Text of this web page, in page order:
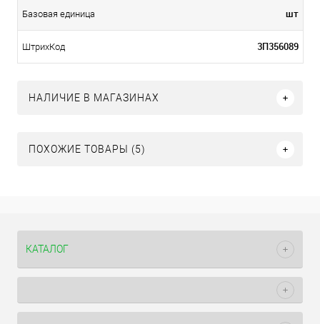
Базовая единица шт
ШтрихКод 3П356089
НАЛИЧИЕ В МАГАЗИНАХ
ПОХОЖИЕ ТОВАРЫ (5)
КАТАЛОГ